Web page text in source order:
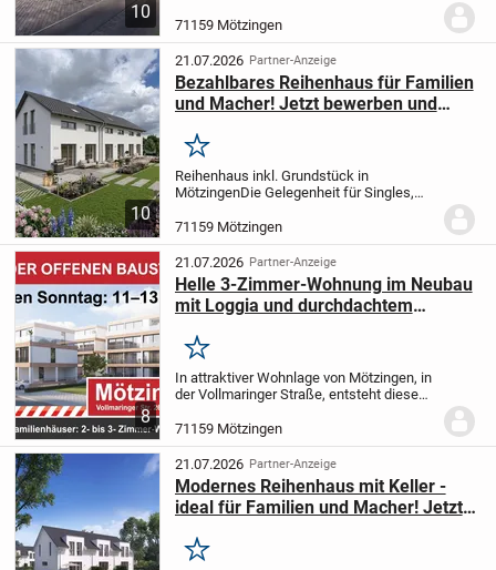
10
inkl. Bauplatz. Für Macher die den
Innenausbau selbst in die Hand nehmen
oder fertig...
71159 Mötzingen
10
21.07.2026 Partner-Anzeige
Bezahlbares Reihenhaus für Familien
und Macher! Jetzt bewerben und
Merken
Reihenhaus inkl. Grundstück in
MötzingenDie Gelegenheit für Singles,
inkl. Bauplatz. Für Macher die den
Innenausbau selbst in die Hand nehmen
oder fertig...
71159 Mötzingen
8
21.07.2026 Partner-Anzeige
Helle 3-Zimmer-Wohnung im Neubau
mit Loggia und durchdachtem
Merken
In attraktiver Wohnlage von Mötzingen, in
der Vollmaringer Straße, entsteht diese
insgesamt 19 modernen
Eigentumswohnungen, verteilt auf drei
Mehrfamilienhäuser mit...
71159 Mötzingen
21.07.2026 Partner-Anzeige
Modernes Reihenhaus mit Keller -
ideal für Familien und Macher! Jetzt
Merken